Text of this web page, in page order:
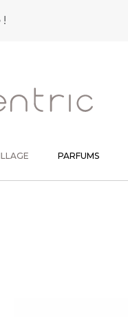
!
PARFUMS